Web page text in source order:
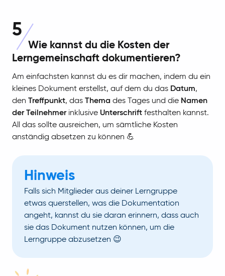
5
Wie kannst du die Kosten der
Lerngemeinschaft dokumentieren?
Am einfachsten kannst du es dir machen, indem du ein
kleines Dokument erstellst, auf dem du das Datum,
den Treffpunkt, das Thema des Tages und die Namen
der Teilnehmerinklusive Unterschrift festhalten kannst.
All das sollte ausreichen, um sämtliche Kosten
anständig absetzen zu können 💪
Hinweis
Falls sich Mitglieder aus deiner Lerngruppe
etwas querstellen, was die Dokumentation
angeht, kannst du sie daran erinnern, dass auch
sie das Dokument nutzen können, um die
Lerngruppe abzusetzen 😉